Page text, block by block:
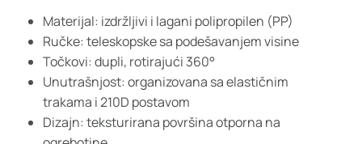
Materijal: izdržljivi i lagani polipropilen (PP)
Ručke: teleskopske sa podešavanjem visine
Točkovi: dupli, rotirajući 360°
Unutrašnjost: organizovana sa elastičnim
trakama i 210D postavom
Dizajn: teksturirana površina otporna na